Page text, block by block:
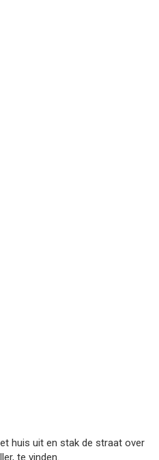
huis uit en stak de straat over
te vinden.